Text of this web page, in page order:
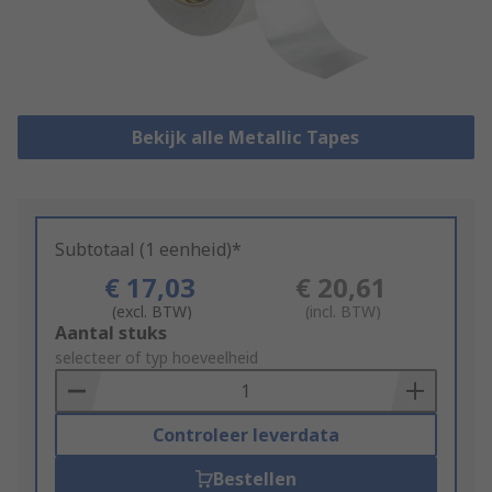
Bekijk alle Metallic Tapes
Subtotaal (1 eenheid)*
€ 17,03
(excl. BTW)
€ 20,61
(incl. BTW)
Add
to
Basket
Aantal stuks
selecteer of typ hoeveelheid
Controleer leverdata
Bestellen